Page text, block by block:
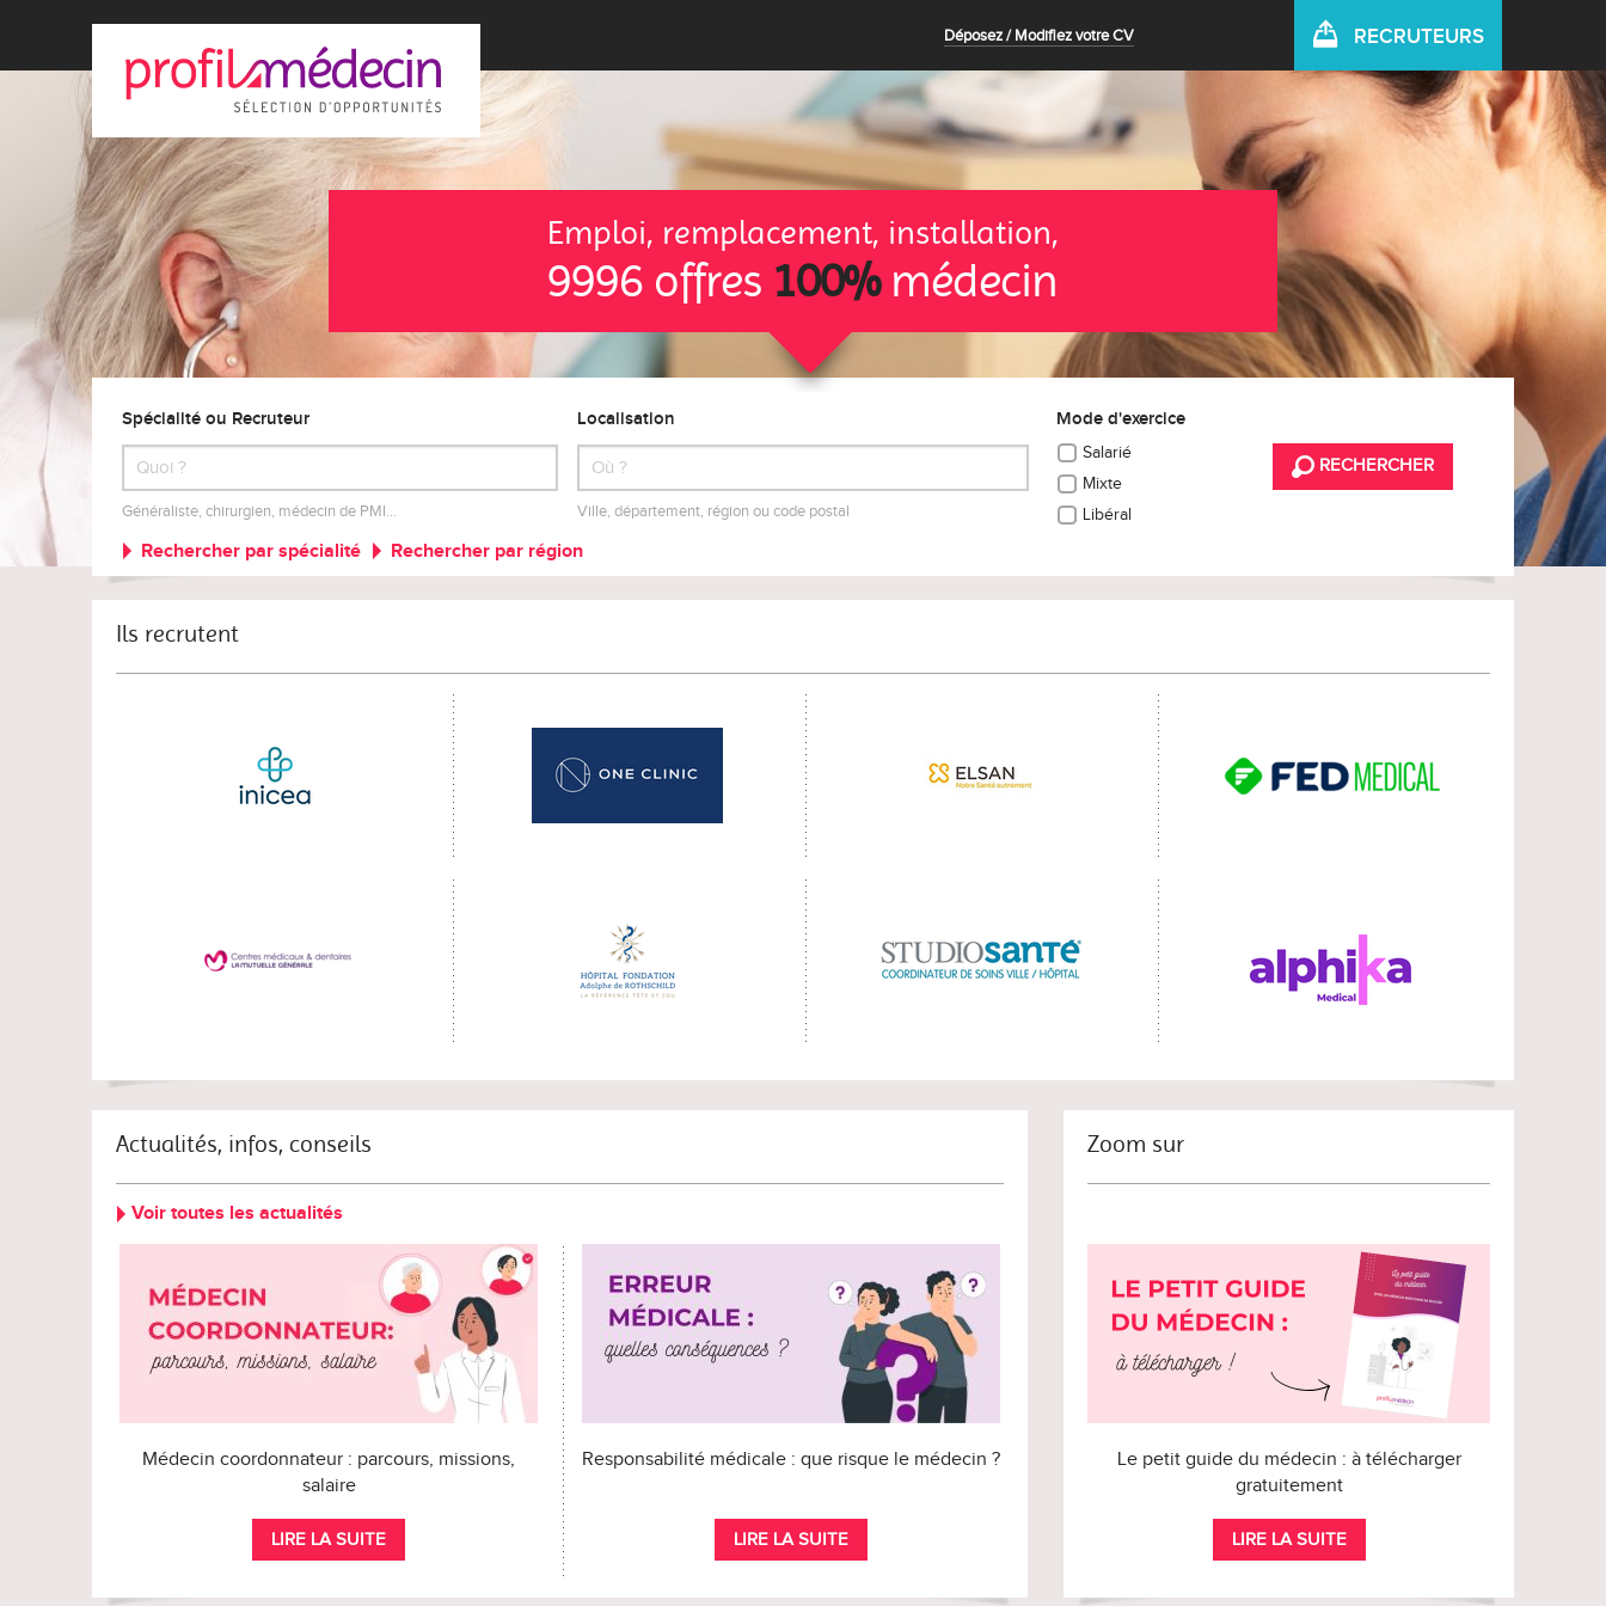
Déposez / Modifiez votre CV RECRUTEURS
Emploi, remplacement, installation,
9996 offres 100%médecin
Spécialité ou Recruteur
Généraliste, chirurgien, médecin de PMI…
Localisation
Ville, département, région ou code postal
Mode d'exercice
Salarié
Mixte
Libéral
RECHERCHER
Rechercher par spécialité Rechercher par région
Ils recrutent
Actualités, infos, conseils
Voir toutes les actualités
Médecin coordonnateur : parcours, missions,
salaire
LIRE LA SUITE
Responsabilité médicale : que risque le médecin ?
LIRE LA SUITE
Zoom sur
Le petit guide du médecin : à télécharger
gratuitement
LIRE LA SUITE